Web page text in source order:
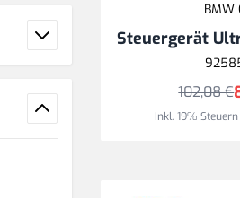
BMW
Steuergerät
102,08 €
Inkl. 19% Steuern